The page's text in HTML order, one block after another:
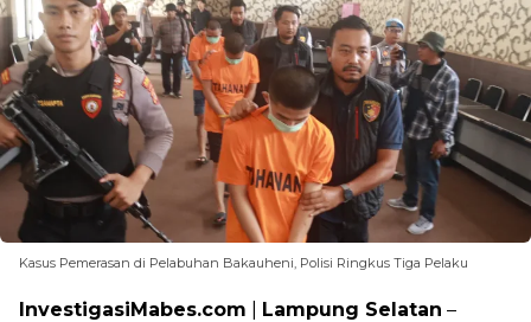
Kasus Pemerasan di Pelabuhan Bakauheni, Polisi Ringkus Tiga Pelaku
InvestigasiMabes.com Lampung Selatan –